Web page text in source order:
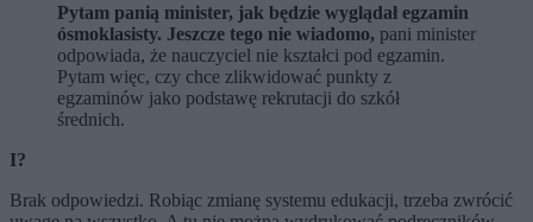
Pytam panią minister, jak będzie wyglądał egzamin
ósmoklasisty. Jeszcze tego nie wiadomo, pani minister
odpowiada, że nauczyciel nie kształci pod egzamin.
Pytam więc, czy chce zlikwidować punkty z
egzaminów jako podstawę rekrutacji do szkół
średnich.
I?
Brak odpowiedzi. Robiąc zmianę systemu edukacji, trzeba zwrócić